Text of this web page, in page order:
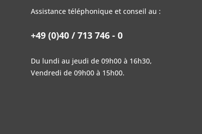
Assistance téléphonique et conseil au :
+49 (0)40 / 713 746 - 0
Du lundi au jeudi de 09h00 à 16h30,
Vendredi de 09h00 à 15h00.